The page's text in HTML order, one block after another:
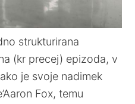
strukturirana
(kr precej) epizoda, v
je svoje nadimek
Fox, temu